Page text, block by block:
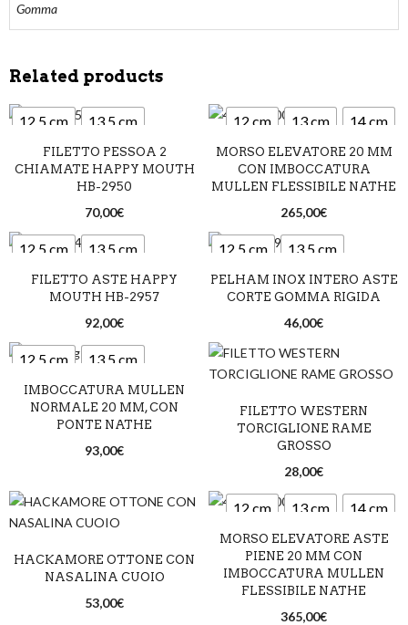
Gomma
Related products
12,5 cm
13,5 cm
14,5 cm
FILETTO PESSOA 2
CHIAMATE HAPPY MOUTH
HB-2950
70,00€
12 cm 13 cm 14 cm
MORSO ELEVATORE 20 MM
CON IMBOCCATURA
MULLEN FLESSIBILE NATHE
265,00€
12,5 cm
13,5 cm
14,5 cm
FILETTO ASTE HAPPY
MOUTH HB-2957
92,00€
12,5 cm
13,5 cm
14,5 cm
PELHAM INOX INTERO ASTE
CORTE GOMMA RIGIDA
46,00€
12,5 cm
13,5 cm
14,5 cm
IMBOCCATURA MULLEN
NORMALE 20 MM, CON
PONTE NATHE
93,00€
FILETTO WESTERN
TORCIGLIONE RAME
GROSSO
28,00€
HACKAMORE OTTONE CON
NASALINA CUOIO
53,00€
12 cm 13 cm 14 cm
MORSO ELEVATORE ASTE
PIENE 20 MM CON
IMBOCCATURA MULLEN
FLESSIBILE NATHE
365,00€